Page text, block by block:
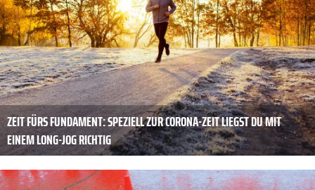
ZEIT FÜRS FUNDAMENT: SPEZIELL ZUR CORONA-ZEIT LIEGST DU MIT
EINEM LONG-JOG RICHTIG